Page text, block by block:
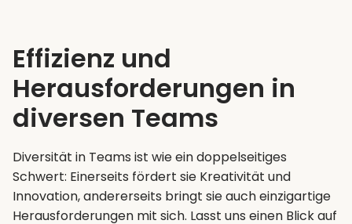
Effizienz und
Herausforderungen in
diversen Teams
Diversität in Teams ist wie ein doppelseitiges
Schwert: Einerseits fördert sie Kreativität und
Innovation, andererseits bringt sie auch einzigartige
Herausforderungen mit sich. Lasst uns einen Blick auf